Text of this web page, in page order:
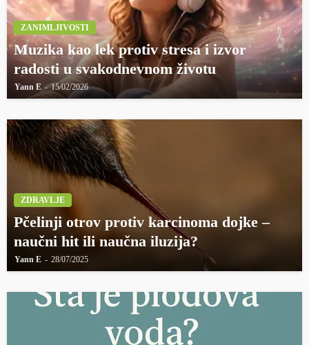
ZANIMLJIVOSTI
Muzika kao lek protiv stresa i izvor
radosti u svakodnevnom životu
Yann E 15/02/2026
ZDRAVLJE
Pčelinji otrov protiv karcinoma dojke –
naučni hit ili naučna iluzija?
Yann E 28/07/2025